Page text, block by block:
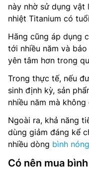
này nhờ sử dụng vật
nhiệt Titanium có
Hãng cũng áp dụng
tới nhiều năm và
yên tâm hơn trong
Trong thực tế, nếu
sinh định kỳ, sản
nhiều năm mà
Ngoài ra, khả năng
dùng giảm đáng kể
nhiều dòng bình
Có nên mua